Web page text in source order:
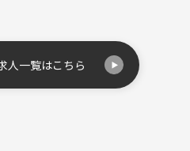
人一覧はこちら